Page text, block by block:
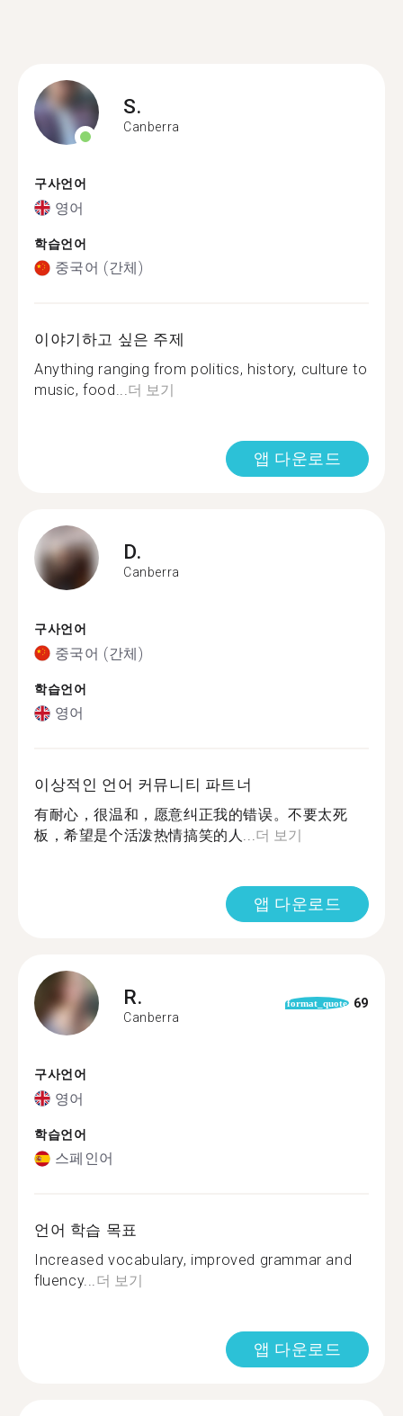
S.
Canberra
구사언어
영어
학습언어
중국어 (간체)
이야기하고 싶은 주제
Anything ranging from politics, history, culture to
music, food...더 보기
앱 다운로드
D.
Canberra
구사언어
중국어 (간체)
학습언어
영어
이상적인 언어 커뮤니티 파트너
有耐心，很温和，愿意纠正我的错误。不要太死
板，希望是个活泼热情搞笑的人...더 보기
앱 다운로드
R.
Canberra
format_quote 69
구사언어
영어
학습언어
스페인어
언어 학습 목표
Increased vocabulary, improved grammar and
fluency...더 보기
앱 다운로드